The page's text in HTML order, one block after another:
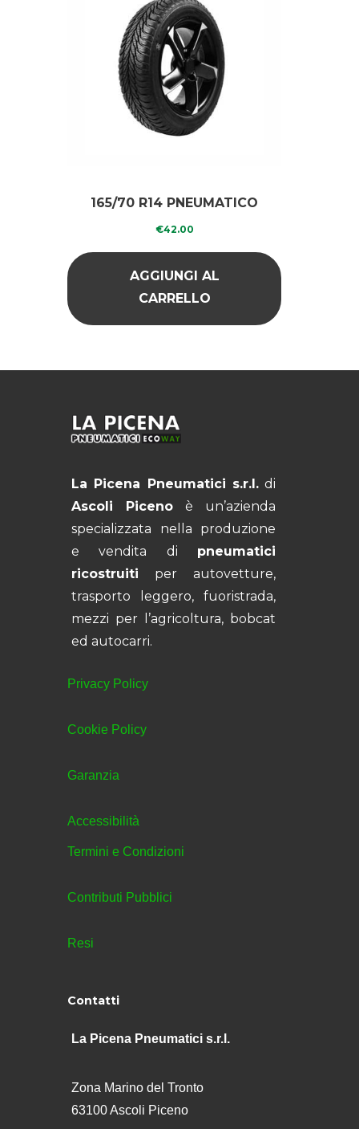
165/70 R14 PNEUMATICO
RICOPERTO INVERNALE
€42.00
AGGIUNGI AL
CARRELLO
La Picena Pneumatici s.r.l.di
Ascoli Piceno è un’azienda
specializzata nella produzione
e vendita di pneumatici
ricostruiti per autovetture,
trasporto leggero, fuoristrada,
mezzi per l’agricoltura, bobcat
ed autocarri.
Privacy Policy
Cookie Policy
Garanzia
Accessibilità
Termini e Condizioni
Contributi Pubblici
Resi
Contatti
La Picena Pneumatici s.r.l.
Zona Marino del Tronto
63100 Ascoli Piceno